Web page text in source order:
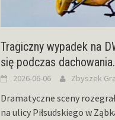
Tragiczny wypadek na
się podczas dachowania.
2026-06-06 Zbyszek
Dramatyczne sceny
na ulicy Piłsudskiego w